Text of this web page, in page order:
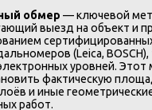
обмер — ключевой
выезд на объект и
(Leica,
уровней.
фактическую
и иные
работ.